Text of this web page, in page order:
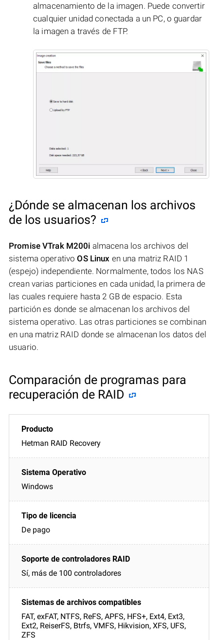
almacenamiento de la imagen. Puede convertir
cualquier unidad conectada a un PC, o guardar
la imagen a través de FTP.
¿Dónde se almacenan los archivos
de los usuarios?
Promise VTrak M200i almacena los archivos del
sistema operativoOS Linux en una matriz RAID 1
(espejo) independiente. Normalmente, todos los NAS
crean varias particiones en cada unidad, la primera de
las cuales requiere hasta 2 GB de espacio. Esta
partición es donde se almacenan los archivos del
sistema operativo. Las otras particiones se combinan
en una matriz RAID donde se almacenan los datos del
usuario.
Comparación de programas para
recuperación de RAID
Hetman RAID Recovery
Windows
De pago
Sí, más de 100 controladores
FAT, exFAT, NTFS, ReFS, APFS, HFS+, Ext4, Ext3,
Ext2, ReiserFS, Btrfs, VMFS, Hikvision, XFS, UFS,
ZFS